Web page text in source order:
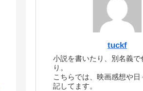
tuckf
小説を書いたり、別名義で
り。
こちらでは、映画感想や日
記してます。